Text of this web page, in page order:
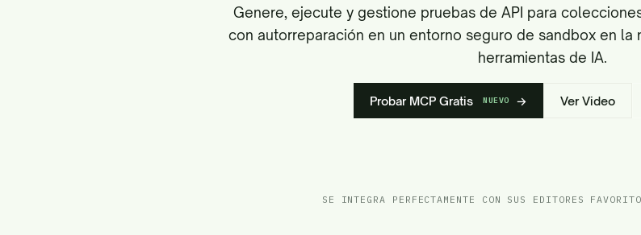
Genere, ejecute y gestione pruebas de API para
con autorreparación en un entorno seguro de sandbox en la
herramientas de IA.
Probar MCP Gratis NUEVO → Ver Video
SE INTEGRA PERFECTAMENTE CON SUS EDITORES